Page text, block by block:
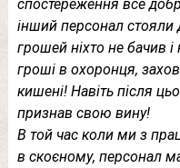
спостереження все
інший персонал
грошей ніхто не бачив
гроші в охоронця,
кишені! Навіть після
признав свою вину!
В той час коли ми з
в скоєному, персонал